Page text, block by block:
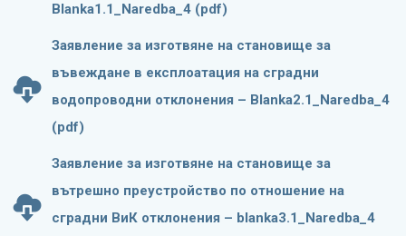
Blanka1.1_Naredba_4 (pdf)
Заявление за изготвяне на становище за
въвеждане в експлоатация на сградни
водопроводни отклонения – Blanka2.1_Naredba_4
(pdf)
Заявление за изготвяне на становище за
вътрешно преустройство по отношение на
сградни ВиК отклонения – blanka3.1_Naredba_4